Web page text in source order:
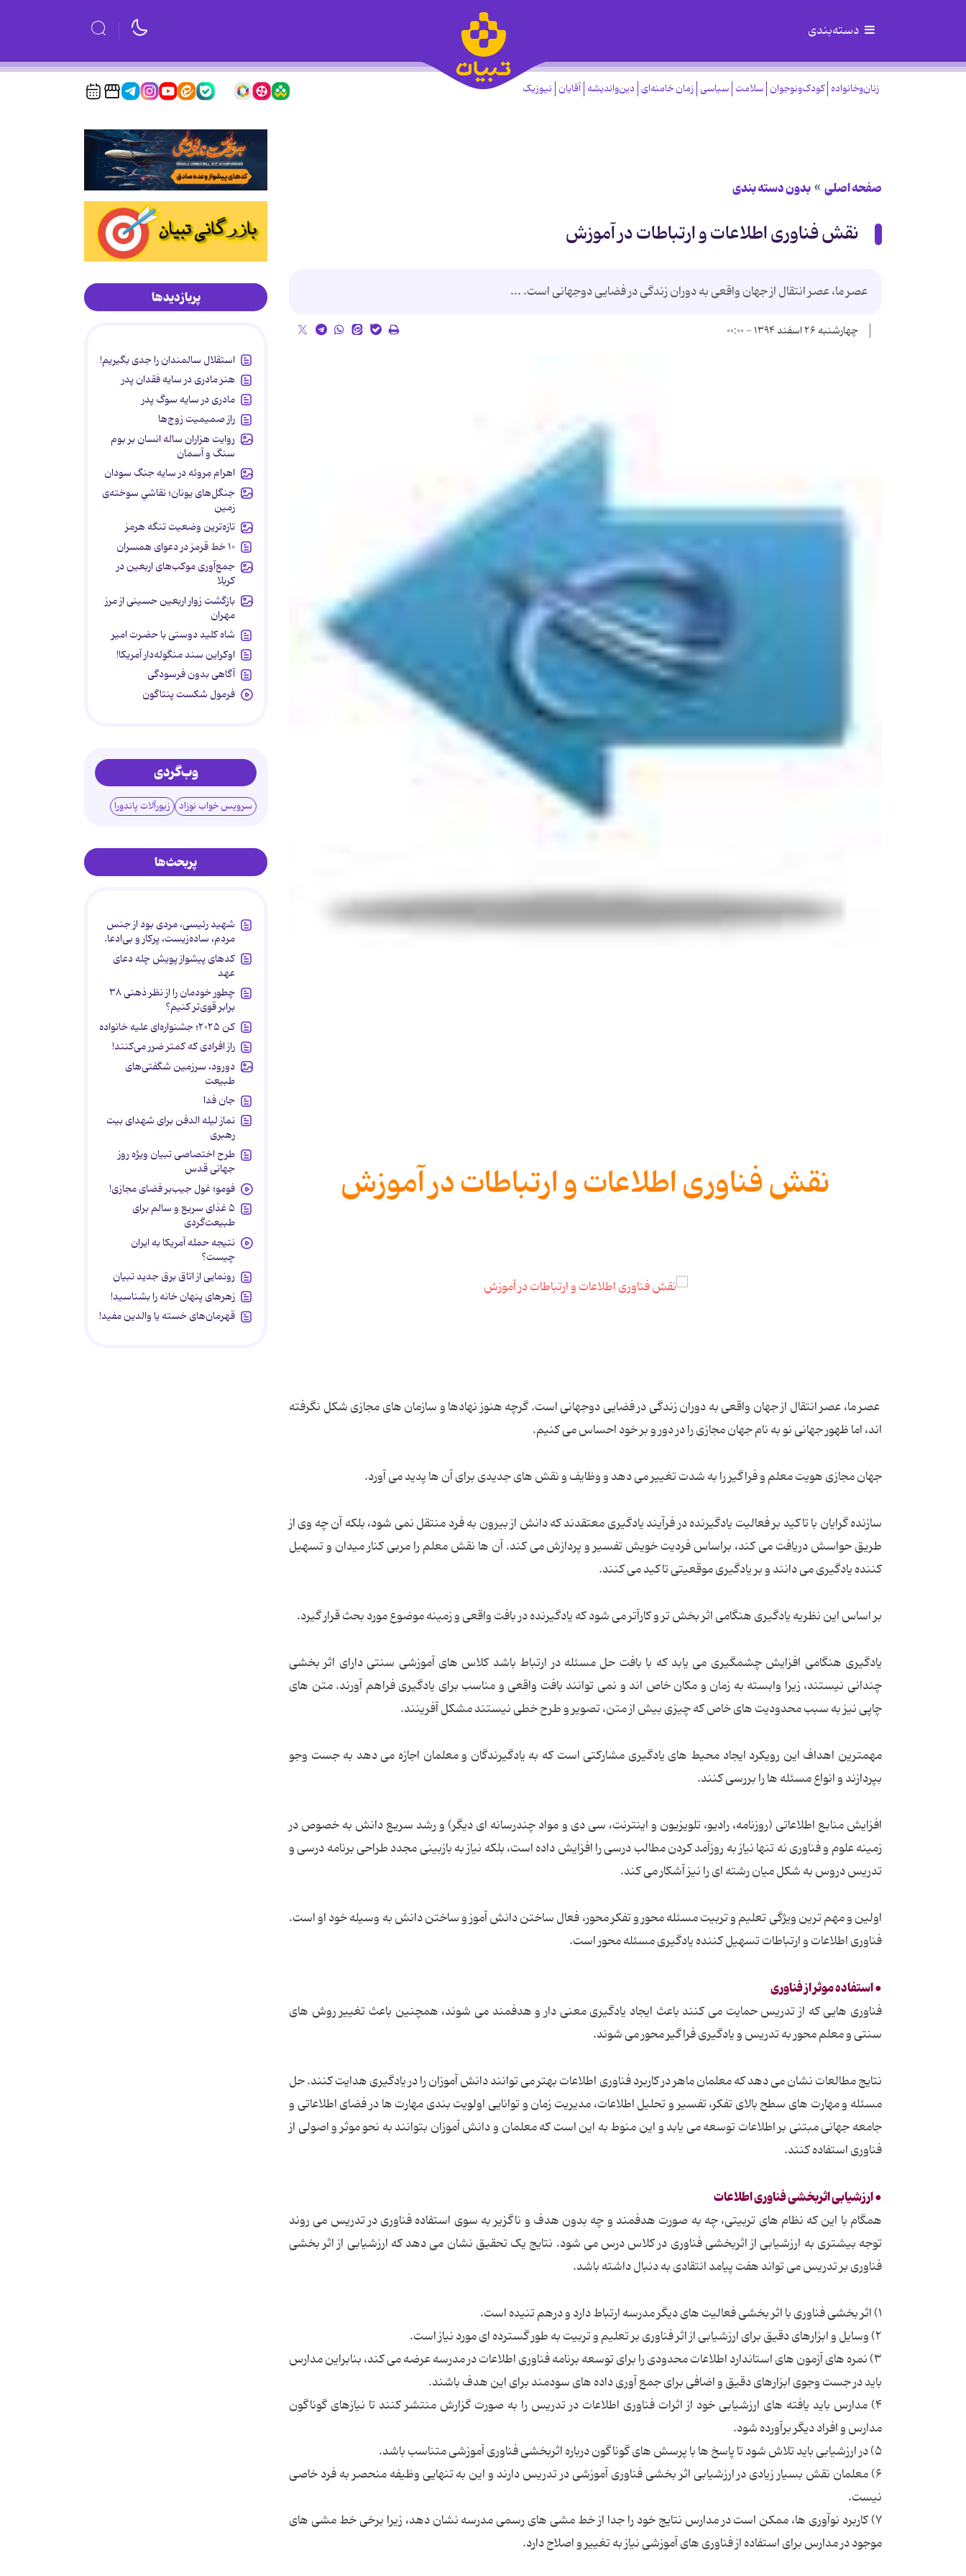
دسته‌بندی
زنان‌وخانواده کودک‌ونوجوان سلامت سیاسی زمان خامنه‌ای دین‌واندیشه آقایان نیوزیک
صفحه اصلی بدون دسته بندی
نقش فناوری اطلاعات و ارتباطات در آموزش
عصر ما، عصر انتقال از جهان واقعی به دوران زندگی در فضایی دوجهانی است. ...
چهارشنبه ۲۶ اسفند ۱۳۹۴ - ۰۰:۰۰
نقش فناوری اطلاعات و ارتباطات در آموزش
عصر ما، عصر انتقال از جهان واقعی به دوران زندگی در فضایی دوجهانی است. گرچه هنوز نهادها و سازمان های مجازی شکل نگرفته
اند، اما ظهور جهانی نو به نام جهان مجازی را در دور و بر خود احساس می کنیم.
جهان مجازی هویت معلم و فراگیر را به شدت تغییر می دهد و وظایف و نقش های جدیدی برای آن ها پدید می آورد.
سازنده گرایان با تاکید بر فعالیت یادگیرنده در فرآیند یادگیری معتقدند که دانش از بیرون به فرد منتقل نمی شود، بلکه آن چه وی از
طریق حواسش دریافت می کند، براساس فردیت خویش تفسیر و پردازش می کند. آن ها نقش معلم را مربی کنار میدان و تسهیل
کننده یادگیری می دانند و بر یادگیری موقعیتی تاکید می کنند.
بر اساس این نظریه یادگیری هنگامی اثر بخش تر و کارآتر می شود که یادگیرنده در بافت واقعی و زمینه موضوع مورد بحث قرار گیرد.
یادگیری هنگامی افزایش چشمگیری می یابد که با بافت حل مسئله در ارتباط باشد کلاس های آموزشی سنتی دارای اثر بخشی
چندانی نیستند، زیرا وابسته به زمان و مکان خاص اند و نمی توانند بافت واقعی و مناسب برای یادگیری فراهم آورند. متن های
چاپی نیز به سبب محدودیت های خاص که چیزی بیش از متن، تصویر و طرح خطی نیستند مشکل آفرینند.
مهمترین اهداف این رویکرد ایجاد محیط های یادگیری مشارکتی است که به یادگیرندگان و معلمان اجازه می دهد به جست وجو
بپردازند و انواع مسئله ها را بررسی کنند.
افزایش منابع اطلاعاتی (روزنامه، رادیو، تلویزیون و اینترنت، سی دی و مواد چندرسانه ای دیگر) و رشد سریع دانش به خصوص در
زمینه علوم و فناوری نه تنها نیاز به روزآمد کردن مطالب درسی را افزایش داده است، بلکه نیاز به بازبینی مجدد طراحی برنامه درسی و
تدریس دروس به شکل میان رشته ای را نیز آشکار می کند.
اولین و مهم ترین ویژگی تعلیم و تربیت مسئله محور و تفکر محور، فعال ساختن دانش آموز و ساختن دانش به وسیله خود او است.
فناوری اطلاعات و ارتباطات تسهیل کننده یادگیری مسئله محور است.
● استفاده موثر از فناوری
فناوری هایی که از تدریس حمایت می کنند باعث ایجاد یادگیری معنی دار و هدفمند می شوند، همچنین باعث تغییر روش های
سنتی و معلم محور به تدریس و یادگیری فراگیر محور می شوند.
نتایج مطالعات نشان می دهد که معلمان ماهر در کاربرد فناوری اطلاعات بهتر می توانند دانش آموزان را در یادگیری هدایت کنند. حل
مسئله و مهارت های سطح بالای تفکر، تفسیر و تحلیل اطلاعات، مدیریت زمان و توانایی اولویت بندی مهارت ها در فضای اطلاعاتی و
جامعه جهانی مبتنی بر اطلاعات توسعه می یابد و این منوط به این است که معلمان و دانش آموزان بتوانند به نحو موثر و اصولی از
فناوری استفاده کنند.
● ارزشیابی اثربخشی فناوری اطلاعات
همگام با این که نظام های تربیتی، چه به صورت هدفمند و چه بدون هدف و ناگزیر به سوی استفاده فناوری در تدریس می روند
توجه بیشتری به ارزشیابی از اثربخشی فناوری در کلاس درس می شود. نتایج یک تحقیق نشان می دهد که ارزشیابی از اثر بخشی
فناوری بر تدریس می تواند هفت پیامد انتقادی به دنبال داشته باشد.
۱) اثر بخشی فناوری با اثر بخشی فعالیت های دیگر مدرسه ارتباط دارد و درهم تنیده است.
۲) وسایل و ابزارهای دقیق برای ارزشیابی از اثر فناوری بر تعلیم و تربیت به طور گسترده ای مورد نیاز است.
۳) نمره های آزمون های استاندارد اطلاعات محدودی را برای توسعه برنامه فناوری اطلاعات در مدرسه عرضه می کند، بنابراین مدارس
باید در جست وجوی ابزارهای دقیق و اضافی برای جمع آوری داده های سودمند برای این هدف باشند.
۴) مدارس باید یافته های ارزشیابی خود از اثرات فناوری اطلاعات در تدریس را به صورت گزارش منتشر کنند تا نیازهای گوناگون
مدارس و افراد دیگر برآورده شود.
۵) در ارزشیابی باید تلاش شود تا پاسخ ها با پرسش های گوناگون درباره اثربخشی فناوری آموزشی متناسب باشد.
۶) معلمان نقش بسیار زیادی در ارزشیابی اثر بخشی فناوری آموزشی در تدریس دارند و این به تنهایی وظیفه منحصر به فرد خاصی
نیست.
۷) کاربرد نوآوری ها، ممکن است در مدارس نتایج خود را جدا از خط مشی های رسمی مدرسه نشان دهد، زیرا برخی خط مشی های
موجود در مدارس برای استفاده از فناوری های آموزشی نیاز به تغییر و اصلاح دارد.
پربازدیدها
استقلال سالمندان را جدی بگیریم!
هنر مادری در سایه‌ فقدان پدر
مادری در سایه سوگ پدر
راز صمیمیت زوج‌ها
روایت هزاران ساله انسان بر بوم
سنگ و آسمان
اهرام مِروئه در سایه جنگ سودان
جنگل‌های یونان؛ نقاشیِ سوخته‌ی
زمین
تازه‌ترین وضعیت تنگه هرمز
۱۰ خط قرمز در دعوای همسران
جمع‌آوری موکب‌های اربعین در
کربلا
بازگشت زوار اربعین حسینی از مرز
مهران
شاه کلید دوستی با حضرت امیر
اوکراین سند منگوله‌دار آمریکا!
آگاهی بدون فرسودگی
فرمول شکست پنتاگون
وب‌گردی
سرویس خواب نوزاد زیورآلات پاندورا
پربحث‌ها
شهید رئیسی، مردی بود از جنس
مردم، ساده‌زیست، پرکار و بی‌ادعا.
کدهای پیشواز پویش چله دعای
عهد
چطور خودمان را از نظر ذهنی ۳۸
برابر قوی‌تر کنیم؟
کن ۲۰۲۵؛ جشنواره‌ای علیه خانواده
راز افرادی که کمتر ضرر می‌کنند!
دورود، سرزمین شگفتی‌های
طبیعت
جان فدا
نماز لیله الدفن برای شهدای بیت
رهبری
طرح اختصاصی تبیان ویژه روز
جهانی قدس
فومو؛ غول جیب‌بر فضای مجازی!
۵ غذای سریع و سالم برای
طبیعت‌گردی
نتیجه حمله آمریکا به ایران
چیست؟
رونمایی از اتاق برق جدید تبیان
زهرهای پنهان خانه را بشناسید!
قهرمان‌های خسته یا والدین مفید!